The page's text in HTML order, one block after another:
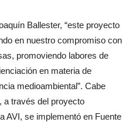
Ballester, “este proyecto
en nuestro compromiso con
promoviendo labores de
en materia de
medioambiental”. Cabe
a través del proyecto
AVI, se implementó en Fuente